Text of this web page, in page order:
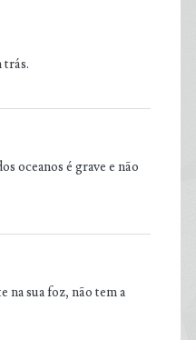
trás.
oceanos é grave e não
sua foz, não tem a